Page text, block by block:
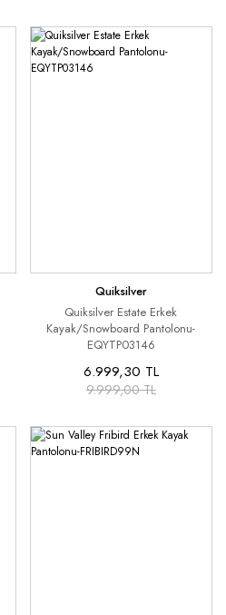
Quiksilver
Quiksilver Estate Erkek
Kayak/Snowboard Pantolonu-
EQYTP03146
6.999,30 TL
9.999,00 TL